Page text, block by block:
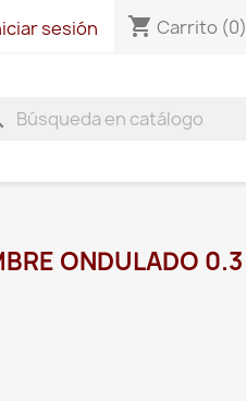
sesión shopping_cart Carrito (0)
ONDULADO 0.3